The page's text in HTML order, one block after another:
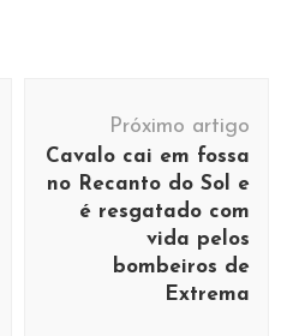
Próximo artigo
Cavalo cai em fossa
no Recanto do Sol e
é resgatado com
vida pelos
bombeiros de
Extrema